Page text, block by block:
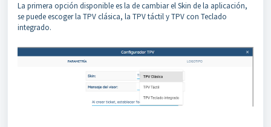
La primera opción disponible es la de cambiar el Skin de la aplicación,
se puede escoger la TPV clásica, la TPV táctil y TPV con Teclado
integrado.